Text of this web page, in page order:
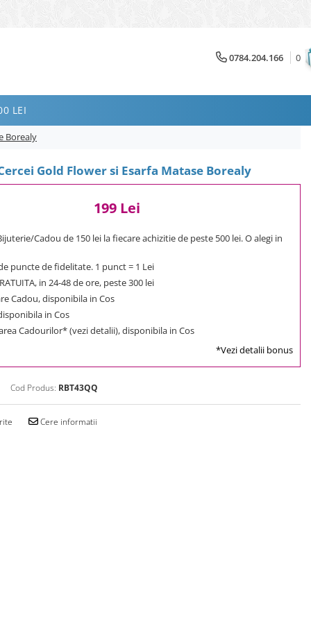
0784.204.166 0
LEI
Borealy
Gold Flower si Esarfa Matase Borealy
199 Lei
Cadou de 150 lei la fiecare achizitie de peste 500 lei. O alegi in
puncte de fidelitate. 1 punct = 1 Lei
in 24-48 de ore, peste 300 lei
Cadou, disponibila in Cos
in Cos
Cadourilor* (vezi detalii), disponibila in Cos
*Vezi detalii bonus
Cod Produs: RBT43QQ
Cere informatii